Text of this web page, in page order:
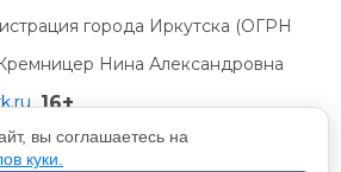
города Иркутска (ОГРН
Нина Александровна
16+
вы соглашаетесь на
куки.